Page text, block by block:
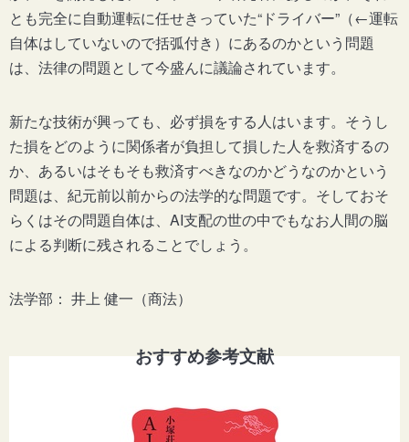
とも完全に自動運転に任せきっていた“ドライバー”（←運転
自体はしていないので括弧付き）にあるのかという問題
は、法律の問題として今盛んに議論されています。
新たな技術が興っても、必ず損をする人はいます。そうし
た損をどのように関係者が負担して損した人を救済するの
か、あるいはそもそも救済すべきなのかどうなのかという
問題は、紀元前以前からの法学的な問題です。そしておそ
らくはその問題自体は、AI支配の世の中でもなお人間の脳
による判断に残されることでしょう。
法学部： 井上 健一（商法）
おすすめ参考文献